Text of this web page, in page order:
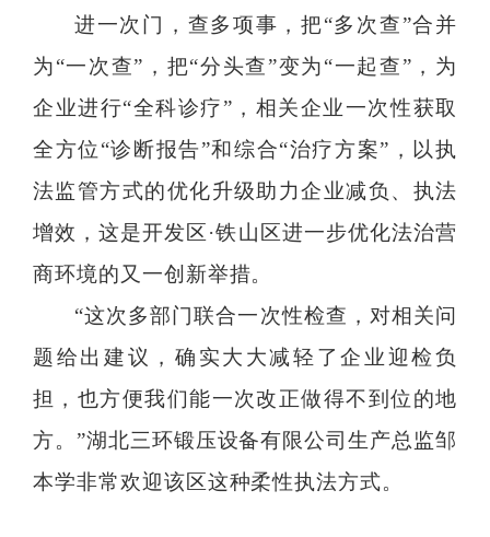
进一次门，查多项事，把“多次查”合并
为“一次查”，把“分头查”变为“一起查”，为
企业进行“全科诊疗”，相关企业一次性获取
全方位“诊断报告”和综合“治疗方案”，以执
法监管方式的优化升级助力企业减负、执法
增效，这是开发区·铁山区进一步优化法治营
商环境的又一创新举措。
“这次多部门联合一次性检查，对相关问
题给出建议，确实大大减轻了企业迎检负
担，也方便我们能一次改正做得不到位的地
方。”湖北三环锻压设备有限公司生产总监邹
本学非常欢迎该区这种柔性执法方式。